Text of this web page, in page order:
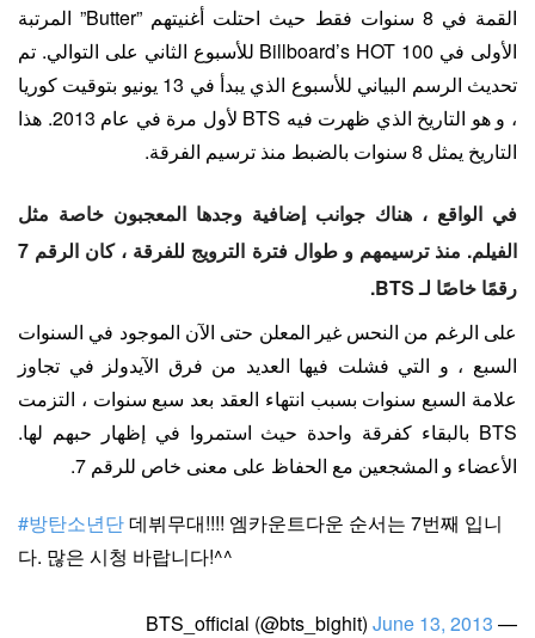
القمة في 8 سنوات فقط حيث احتلت أغنيتهم ​​”Butter” المرتبة
الأولى في Billboard’s HOT 100 للأسبوع الثاني على التوالي. تم
تحديث الرسم البياني للأسبوع الذي يبدأ في 13 يونيو بتوقيت كوريا
، و هو التاريخ الذي ظهرت فيه BTS لأول مرة في عام 2013. هذا
التاريخ يمثل 8 سنوات بالضبط منذ ترسيم الفرقة.
في الواقع ، هناك جوانب إضافية وجدها المعجبون خاصة مثل
الفيلم. منذ ترسيمهم و طوال فترة الترويج للفرقة ، كان الرقم 7
رقمًا خاصًا لـ BTS.
على الرغم من النحس غير المعلن حتى الآن الموجود في السنوات
السبع ، و التي فشلت فيها العديد من فرق الآيدولز في تجاوز
علامة السبع سنوات بسبب انتهاء العقد بعد سبع سنوات ، التزمت
BTS بالبقاء كفرقة واحدة حيث استمروا في إظهار حبهم لها.
الأعضاء و المشجعين مع الحفاظ على معنى خاص للرقم 7.
#방탄소년단데뷔무대!!!! 엠카운트다운 순서는 7번째 입니
다. 많은 시청 바랍니다!^^
— BTS_official (@bts_bighit)
June 13, 2013